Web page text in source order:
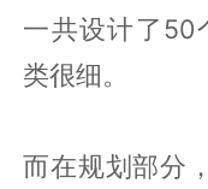
一共设计了50
类很细。
而在规划部分